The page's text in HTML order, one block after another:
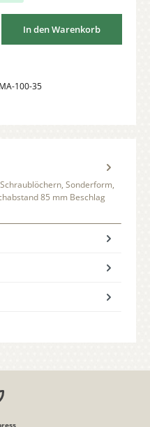
In den Warenkorb
100-35
Sonderform,
85 mm Beschlag